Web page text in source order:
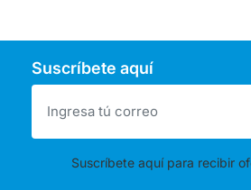
Suscríbete aquí
Suscríbete aquí para recibir